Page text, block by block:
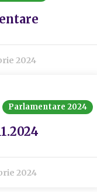
2024
Parlamentare 2024
2024